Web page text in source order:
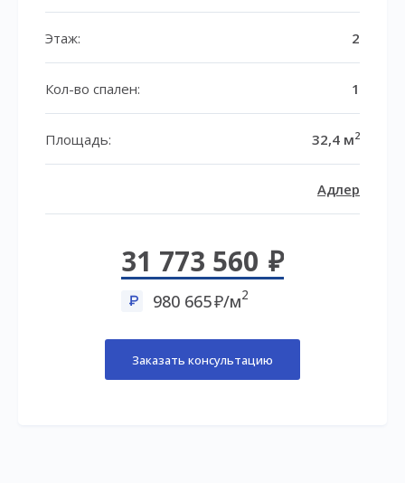
Этаж: 2
Кол-во спален: 1
Площадь: 32,4 м2
Адлер
31 773 560
980 665 /м2
Заказать консультацию